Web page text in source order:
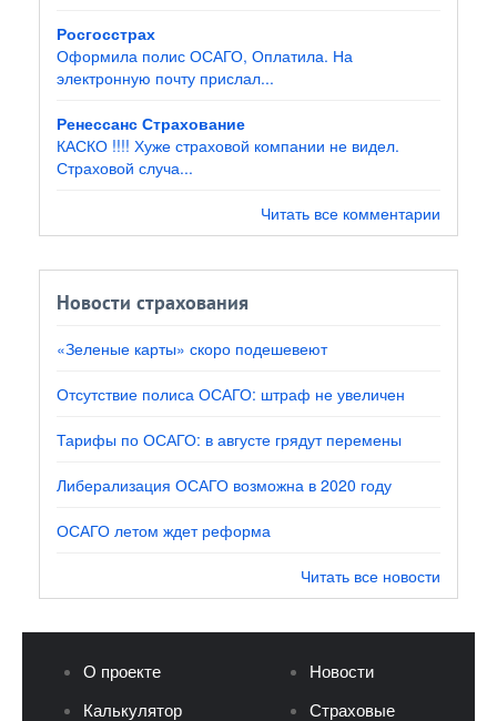
Росгосстрах
Оформила полис ОСАГО, Оплатила. На
электронную почту прислал...
Ренессанс Страхование
КАСКО !!!! Хуже страховой компании не видел.
Страховой случа...
Читать все комментарии
Новости страхования
«Зеленые карты» скоро подешевеют
Отсутствие полиса ОСАГО: штраф не увеличен
Тарифы по ОСАГО: в августе грядут перемены
Либерализация ОСАГО возможна в 2020 году
ОСАГО летом ждет реформа
Читать все новости
О проекте
Калькулятор
Новости
Страховые